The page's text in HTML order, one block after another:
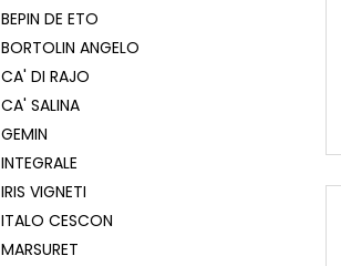
BEPIN DE ETO
BORTOLIN ANGELO
CA' DI RAJO
CA' SALINA
GEMIN
INTEGRALE
IRIS VIGNETI
ITALO CESCON
MARSURET